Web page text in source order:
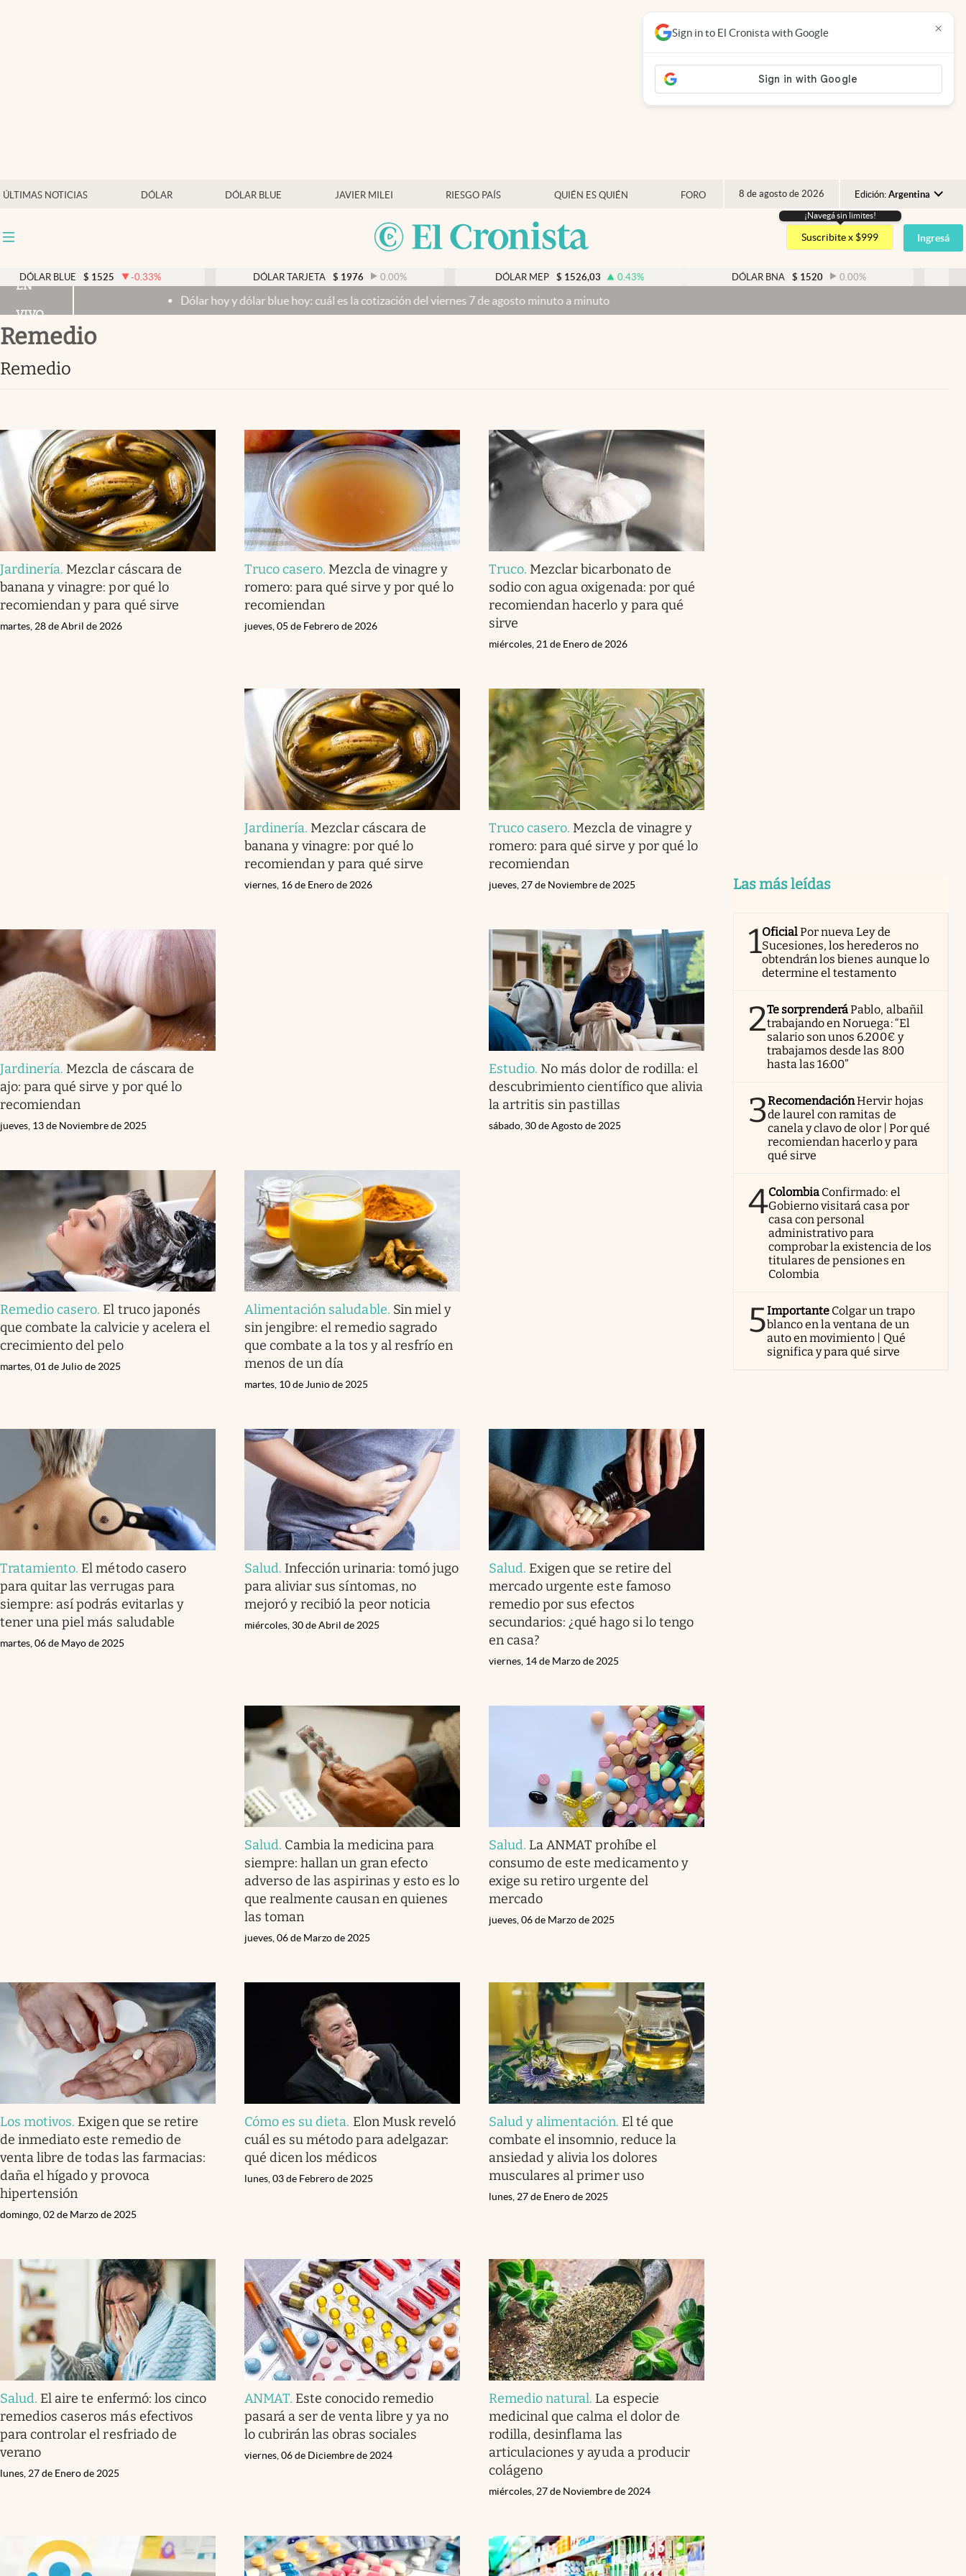
ÚLTIMAS NOTICIAS DÓLAR DÓLAR BLUE JAVIER MILEI RIESGO PAÍS QUIÉN ES QUIÉN FORO 8 de agosto de 2026 Edición: Argentina
Argentina
España
USA
Mercados Online
Otras secciones
Infotechnology
Eventos Corporativos
El Cronista Studio
Mediakit
abre en nueva pestaña
¡Navegá sin limites!
Suscribite x $999 Ingresá
1525 -0.33 $ 1976 0.00% 1526,03 0.43% 1520 0.00%
EN
VIVO
Dólar hoy y dólar blue hoy: cuál es la cotización del viernes 7 de agosto minuto a minuto
Sign in to El Cronista with Google ×
remedio
remedio
Jardinería. Mezclar cáscara de
banana y vinagre: por qué lo
recomiendan y para qué sirve
martes, 28 de Abril de 2026
Truco casero. Mezcla de vinagre y
romero: para qué sirve y por qué lo
recomiendan
jueves, 05 de Febrero de 2026
Truco. Mezclar bicarbonato de
sodio con agua oxigenada: por qué
recomiendan hacerlo y para qué
sirve
miércoles, 21 de Enero de 2026
Jardinería. Mezclar cáscara de
banana y vinagre: por qué lo
recomiendan y para qué sirve
viernes, 16 de Enero de 2026
Truco casero. Mezcla de vinagre y
romero: para qué sirve y por qué lo
recomiendan
jueves, 27 de Noviembre de 2025
Jardinería. Mezcla de cáscara de
ajo: para qué sirve y por qué lo
recomiendan
jueves, 13 de Noviembre de 2025
Estudio. No más dolor de rodilla: el
descubrimiento científico que alivia
la artritis sin pastillas
sábado, 30 de Agosto de 2025
Remedio casero. El truco japonés
que combate la calvicie y acelera el
crecimiento del pelo
martes, 01 de Julio de 2025
Alimentación saludable. Sin miel y
sin jengibre: el remedio sagrado
que combate a la tos y al resfrío en
menos de un día
martes, 10 de Junio de 2025
Tratamiento. El método casero
para quitar las verrugas para
siempre: así podrás evitarlas y
tener una piel más saludable
martes, 06 de Mayo de 2025
Salud. Infección urinaria: tomó jugo
para aliviar sus síntomas, no
mejoró y recibió la peor noticia
miércoles, 30 de Abril de 2025
Salud. Exigen que se retire del
mercado urgente este famoso
remedio por sus efectos
secundarios: ¿qué hago si lo tengo
en casa?
viernes, 14 de Marzo de 2025
Salud. Cambia la medicina para
siempre: hallan un gran efecto
adverso de las aspirinas y esto es lo
que realmente causan en quienes
las toman
jueves, 06 de Marzo de 2025
Salud. La ANMAT prohíbe el
consumo de este medicamento y
exige su retiro urgente del
mercado
jueves, 06 de Marzo de 2025
Los motivos. Exigen que se retire
de inmediato este remedio de
venta libre de todas las farmacias:
daña el hígado y provoca
hipertensión
domingo, 02 de Marzo de 2025
Cómo es su dieta. Elon Musk reveló
cuál es su método para adelgazar:
qué dicen los médicos
lunes, 03 de Febrero de 2025
Salud y alimentación. El té que
combate el insomnio, reduce la
ansiedad y alivia los dolores
musculares al primer uso
lunes, 27 de Enero de 2025
Salud. El aire te enfermó: los cinco
remedios caseros más efectivos
para controlar el resfriado de
verano
lunes, 27 de Enero de 2025
ANMAT. Este conocido remedio
pasará a ser de venta libre y ya no
lo cubrirán las obras sociales
viernes, 06 de Diciembre de 2024
Remedio natural. La especie
medicinal que calma el dolor de
rodilla, desinflama las
articulaciones y ayuda a producir
colágeno
miércoles, 27 de Noviembre de 2024
Las más leídas
1OficialPor nueva Ley de
Sucesiones, los herederos no
obtendrán los bienes aunque lo
determine el testamento
2Te sorprenderáPablo, albañil
trabajando en Noruega: “El
salario son unos 6.200€ y
trabajamos desde las 8:00
hasta las 16:00”
3RecomendaciónHervir hojas
de laurel con ramitas de
canela y clavo de olor | Por qué
recomiendan hacerlo y para
qué sirve
4Colombia Confirmado: el
Gobierno visitará casa por
casa con personal
administrativo para
comprobar la existencia de los
titulares de pensiones en
Colombia
5Importante Colgar un trapo
blanco en la ventana de un
auto en movimiento | Qué
significa y para qué sirve